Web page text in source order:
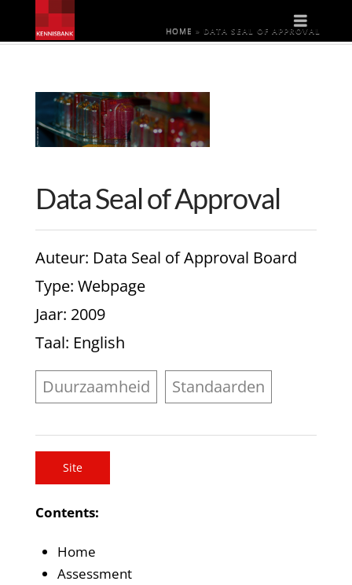
HOME » DATA SEAL OF APPROVAL
Data Seal of Approval
Auteur: Data Seal of Approval Board
Type: Webpage
Jaar: 2009
Taal: English
Duurzaamheid Standaarden
Site
Contents:
Home
Assessment